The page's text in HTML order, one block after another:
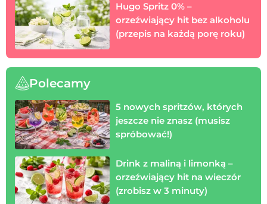
Hugo Spritz 0% –
orzeźwiający hit bez alkoholu
(przepis na każdą porę roku)
Polecamy
5 nowych spritzów, których
jeszcze nie znasz (musisz
spróbować!)
Drink z maliną i limonką –
orzeźwiający hit na wieczór
(zrobisz w 3 minuty)